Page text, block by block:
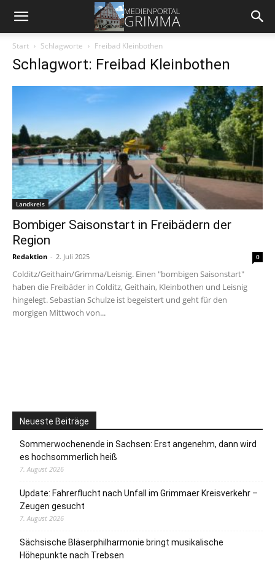
Start Schlagworte Freibad Kleinbothen
Schlagwort: Freibad Kleinbothen
Landkreis
Bombiger Saisonstart in Freibädern der
Region
Redaktion - 2. Juli 2025 0
Colditz/Geithain/Grimma/Leisnig. Einen "bombigen Saisonstart"
haben die Freibäder in Colditz, Geithain, Kleinbothen und Leisnig
hingelegt. Sebastian Schulze ist begeistert und geht für den
morgigen Mittwoch von...
Neueste Beiträge
Sommerwochenende in Sachsen: Erst angenehm, dann wird
es hochsommerlich heiß
7. August 2026
Update: Fahrerflucht nach Unfall im Grimmaer Kreisverkehr –
Zeugen gesucht
7. August 2026
Sächsische Bläserphilharmonie bringt musikalische
Höhepunkte nach Trebsen